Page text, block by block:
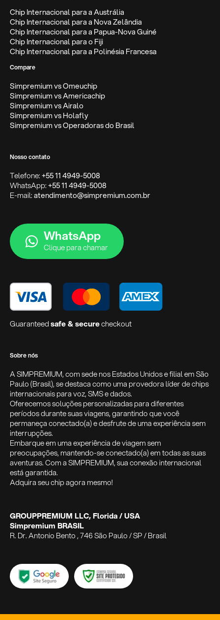
Chip Internacional para a Austrália
Chip Internacional para a Nova Zelândia
Chip Internacional para a Papua-Nova Guiné
Chip Internacional para o Fiji
Chip Internacional para a Polinésia Francesa
Compare
Simpremium vs Omeuchip
Simpremium vs Americachip
Simpremium vs Airalo
Simpremium vs Holafly
Simpremium vs Operadoras do Brasil
Nosso contato
Telefone:+55 11 4949-5008
WhatsApp:+55 11 4949-5008
E-mail:atendimento@simpremium.com.br
WhatsApp
Clique para chamar
Guaranteedsafe & securecheckout
Sobre nós
A SIMPREMIUM, com sede nos Estados Unidos e filial em São
Paulo (Brasil), se destaca como uma provedora líder de chips
internacionais para voz, SMS e dados.
Oferecemos soluções personalizadas para diferentes
períodos durante suas viagens, garantindo que você
permaneça conectado(a) e desfrute de uma experiência sem
interrupções.
Embarque em uma experiência de viagem sem
preocupações, mantendo-se conectado(a) em todas as suas
aventuras. Com a SIMPREMIUM, sua conexão internacional
está garantida.
Adquira seu chip agora mesmo!
GROUPPREMIUM LLC, Florida / USA
Simpremium BRASIL
R. Dr. Antonio Bento , 746 São Paulo / SP / Brasil